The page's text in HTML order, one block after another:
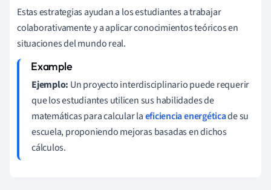
Estas estrategias ayudan a los estudiantes a trabajar
colaborativamente y a aplicar conocimientos teóricos en
situaciones del mundo real.
Ejemplo: Un proyecto interdisciplinario puede requerir
que los estudiantes utilicen sus habilidades de
matemáticas para calcular laeficiencia energéticade su
escuela, proponiendo mejoras basadas en dichos
cálculos.